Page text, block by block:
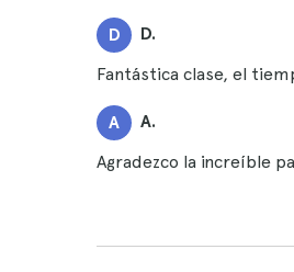
D D.
Fantástica clase, el
A A.
Agradezco la increíble